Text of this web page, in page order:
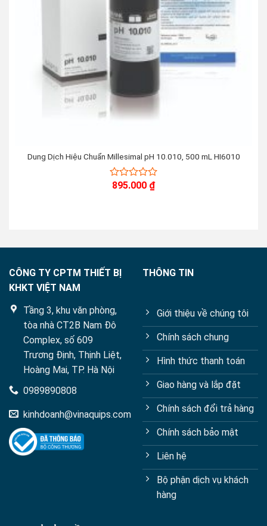
Dung Dịch Hiệu Chuẩn Millesimal pH 10.010, 500 mL HI6010
0895.000 ₫
CÔNG TY CPTM THIẾT BỊ
KHKT VIỆT NAM
Tầng 3, khu văn phòng,
tòa nhà CT2B Nam Đô
Complex, số 609
Trương Định, Thịnh Liệt,
Hoàng Mai, TP. Hà Nội
0989890808
kinhdoanh@vinaquips.com
THÔNG TIN
Giới thiệu về chúng tôi
Chính sách chung
Hình thức thanh toán
Giao hàng và lắp đặt
Chính sách đổi trả hàng
Chính sách bảo mật
Liên hệ
Bộ phận dịch vụ khách
hàng